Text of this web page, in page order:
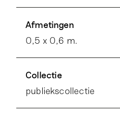
Afmetingen
0,5 x 0,6 m.
Collectie
publiekscollectie